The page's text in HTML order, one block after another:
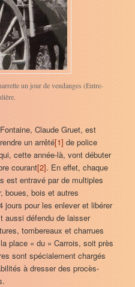
un jour de vendanges (Entre-
Claude Gruet, est
un arrêté[1] de police
cette année-là, vont débuter
courant[2]. En effet, chaque
est entravé par de multiples
boues, bois et autres
jours pour les enlever et libérer
aussi défendu de laisser
tombereaux et charrues
place « du » Carrois, soit près
sont spécialement chargés
à dresser des procès-